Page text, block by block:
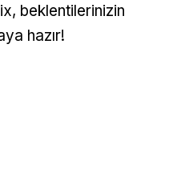
beklentilerinizin
hazır!